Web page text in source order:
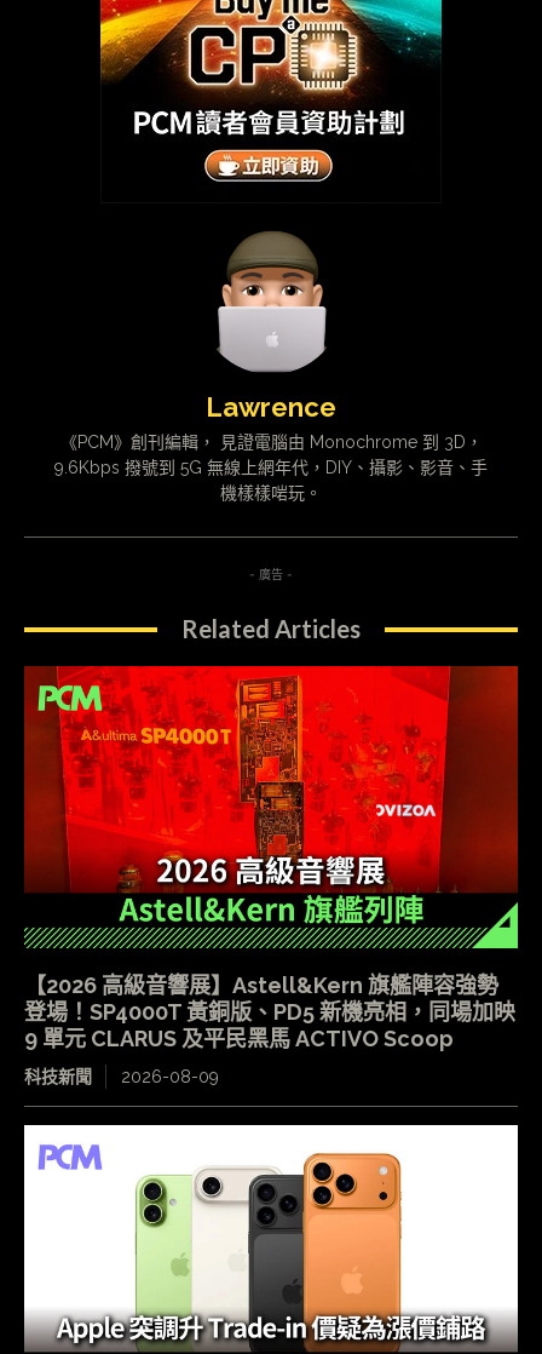
Lawrence
《PCM》創刊編輯， 見證電腦由 Monochrome 到 3D，
9.6Kbps 撥號到 5G 無線上網年代，DIY、攝影、影音、手
機樣樣啱玩。
- 廣告 -
Related Articles
【2026 高級音響展】Astell&Kern 旗艦陣容強勢
登場！SP4000T 黃銅版、PD5 新機亮相，同場加映
9 單元 CLARUS 及平民黑馬 ACTIVO Scoop
科技新聞 2026-08-09